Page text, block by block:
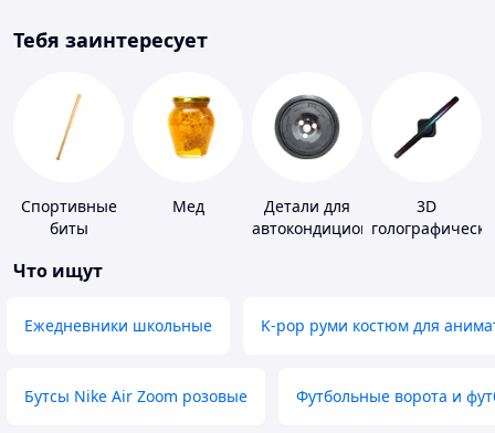
Тебя заинтересует
Спортивные
биты
Мед
Детали для
автокондиционеров
3D
Что ищут
Ежедневники школьные K-pop руми костюм для
Бутсы Nike Air Zoom розовые Футбольные ворота и